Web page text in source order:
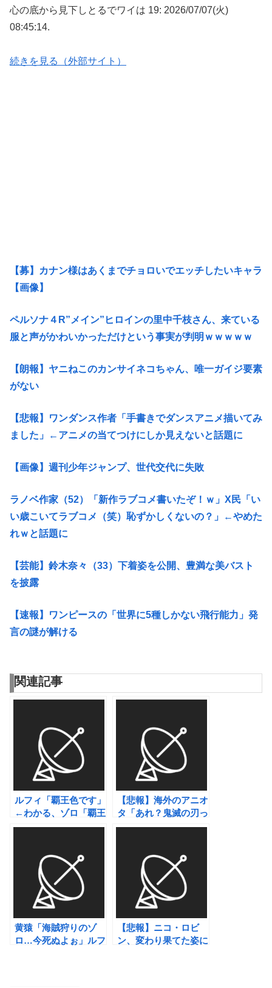
心の底から見下しとるでワイは 19: 2026/07/07(火)
08:45:14.
続きを見る（外部サイト）
【募】カナン様はあくまでチョロいでエッチしたいキャラ
【画像】
ペルソナ４R”メイン”ヒロインの里中千枝さん、来ている
服と声がかわいかっただけという事実が判明ｗｗｗｗｗ
【朗報】ヤニねこのカンサイネコちゃん、唯一ガイジ要素
がない
【悲報】ワンダンス作者「手書きでダンスアニメ描いてみ
ました」←アニメの当てつけにしか見えないと話題に
【画像】週刊少年ジャンプ、世代交代に失敗
ラノベ作家（52）「新作ラブコメ書いたぞ！ｗ」X民「い
い歳こいてラブコメ（笑）恥ずかしくないの？」←やめた
れｗと話題に
【芸能】鈴木奈々（33）下着姿を公開、豊満な美バスト
を披露
【速報】ワンピースの「世界に5種しかない飛行能力」発
言の謎が解ける
関連記事
ルフィ「覇王色です」
←わかる、ゾロ「覇王
色です」←まあわか
【悲報】海外のアニオ
タ「あれ？鬼滅の刃っ
て人気や売り上げのわ
→14万いいね
黄猿「海賊狩りのゾ
ロ…今死ぬよぉ」ルフ
【悲報】ニコ・ロビ
ン、変わり果てた姿に